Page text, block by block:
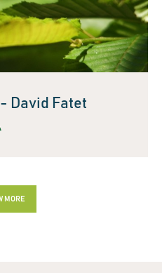
David Fatet
MORE